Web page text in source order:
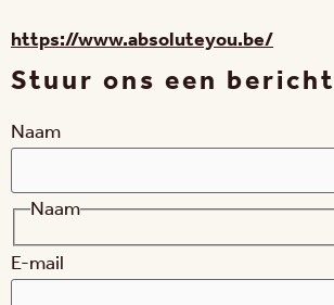
https://www.absoluteyou.be/
Stuur ons een bericht
Naam
Naam
E-mail